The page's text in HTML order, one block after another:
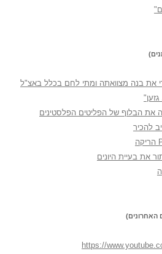
את בנה מצוואתה ומתי לחם בכלל באצ"ל
את הבלוף של הפליטים הפלסטינים
להכיר
את בעיית היונים
האחרונים)
https://